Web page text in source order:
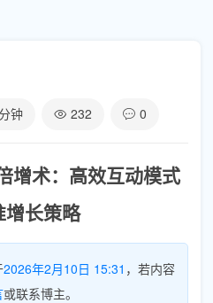
钟 232 0
增术：高效互动模式
增长策略
2026年2月10日 15:31 ，若内容
或联系博主。